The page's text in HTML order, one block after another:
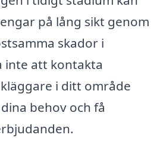
på lång sikt genom
skador i
inte att kontakta
i ditt område
behov och få